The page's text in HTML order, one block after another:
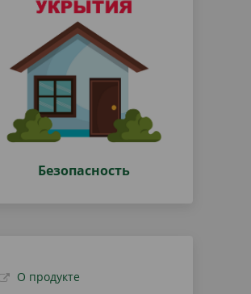
Безопасность
О продукте